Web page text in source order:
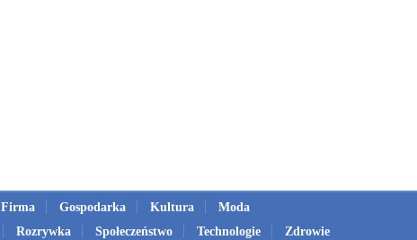
Firma Gospodarka Kultura
Moda
Rozrywka Społeczeństwo Technologie Zdrowie